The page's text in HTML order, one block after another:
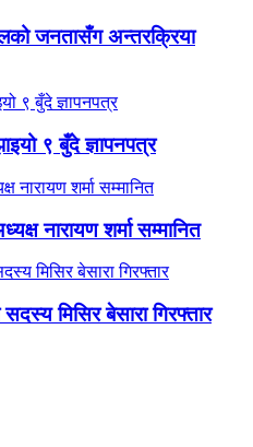
जनतासँग अन्तरक्रिया
९ बुँदे ज्ञापनपत्र
नारायण शर्मा सम्मानित
मिसिर बेसारा गिरफ्तार